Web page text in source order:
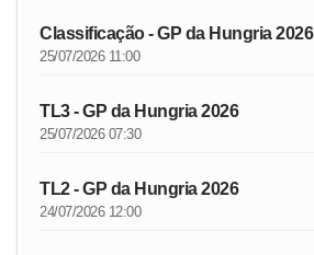
Classificação - GP da Hungria 2026
25/07/2026 11:00
TL3 - GP da Hungria 2026
25/07/2026 07:30
TL2 - GP da Hungria 2026
24/07/2026 12:00